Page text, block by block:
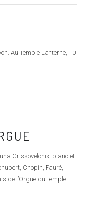
Au Temple Lanterne, 10
Crissovelonis, piano et
Chopin, Fauré,
de l’Orgue du Temple